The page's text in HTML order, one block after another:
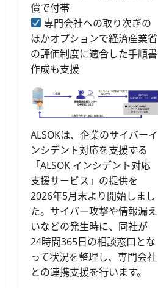
償で付帯
専門会社への取り次ぎの
ほかオプションで経済産業省
の評価制度に適合した手順書
作成も支援
ALSOKは、企業のサイバーイ
ンシデント対応を支援する
「ALSOK インシデント対応
支援サービス」の提供を
2026年5月末より開始しまし
た。サイバー攻撃や情報漏え
いなどの発生時に、同社が
24時間365日の相談窓口とな
って状況を整理し、専門会社
との連携支援を行います。